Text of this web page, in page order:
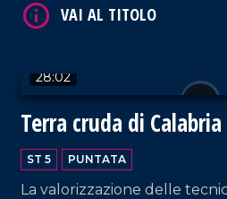
28:02
Terra cruda di Calabria
ST 5 PUNTATA
La valorizzazione delle
VAI AL TITOLO